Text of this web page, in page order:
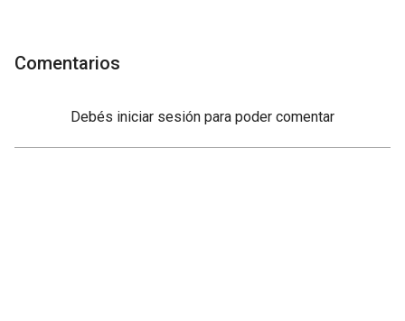
Comentarios
Debés iniciar sesión para poder comentar